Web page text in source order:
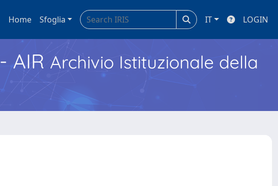
Home Sfoglia IT LOGIN
- AIR Archivio Istituzionale della